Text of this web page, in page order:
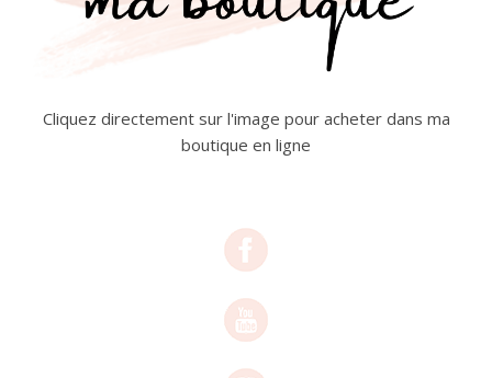
Cliquez directement sur l'image pour acheter dans ma
boutique en ligne